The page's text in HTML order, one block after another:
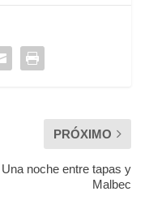
PRÓXIMO
Una noche entre tapas y
Malbec